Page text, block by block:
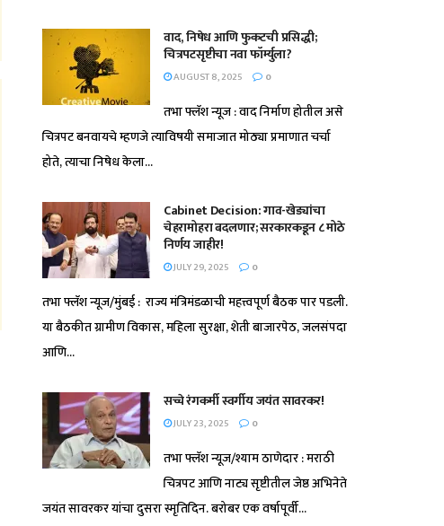
वाद, निषेध आणि फुकटची प्रसिद्धी;
चित्रपटसृष्टीचा नवा फॉर्म्युला?
AUGUST 8, 2025 0
तभा फ्लॅश न्यूज : वाद निर्माण होतील असे
चित्रपट बनवायचे म्हणजे त्याविषयी समाजात मोठ्या प्रमाणात चर्चा
होते, त्याचा निषेध केला...
Cabinet Decision: गाव-खेड्यांचा
चेहरामोहरा बदलणार; सरकारकडून ८ मोठे
निर्णय जाहीर!
JULY 29, 2025 0
तभा फ्लॅश न्यूज/मुंबई : राज्य मंत्रिमंडळाची महत्त्वपूर्ण बैठक पार पडली.
या बैठकीत ग्रामीण विकास, महिला सुरक्षा, शेती बाजारपेठ, जलसंपदा
आणि...
सच्चे रंगकर्मी स्वर्गीय जयंत सावरकर!
JULY 23, 2025 0
तभा फ्लॅश न्यूज/श्याम ठाणेदार : मराठी
चित्रपट आणि नाट्य सृष्टीतील जेष्ठ अभिनेते
जयंत सावरकर यांचा दुसरा स्मृतिदिन. बरोबर एक वर्षापूर्वी...